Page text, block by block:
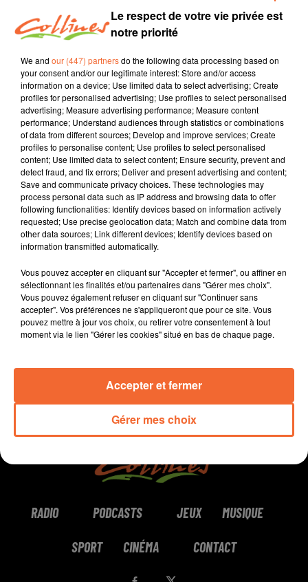
agriculture
2 mai 2024 - 6 min 51 sec
LA LAINE
Jacqueline Pinon
A travers champs
Avec Ludo et Jacqueline, COLLINES porte un regard
différent sur l'agriculture chaque semaine le jeudi à
7h40 et le dimanche à 9h30.
0:00 6 min 51 sec
RADIO PODCASTS JEUX MUSIQUE
SPORT CINÉMA CONTACT
Le respect de votre vie privée est
notre priorité
We and our (447) partnersdo the following data processing based on
your consent and/or our legitimate interest: Store and/or access
information on a device; Use limited data to select advertising; Create
profiles for personalised advertising; Use profiles to select personalised
advertising; Measure advertising performance; Measure content
performance; Understand audiences through statistics or combinations
of data from different sources; Develop and improve services; Create
profiles to personalise content; Use profiles to select personalised
content; Use limited data to select content; Ensure security, prevent and
detect fraud, and fix errors; Deliver and present advertising and content;
Save and communicate privacy choices. These technologies may
process personal data such as IP address and browsing data to offer
following functionalities: Identify devices based on information actively
requested; Use precise geolocation data; Match and combine data from
other data sources; Link different devices; Identify devices based on
information transmitted automatically.
Vous pouvez accepter en cliquant sur "Accepter et fermer", ou affiner en
sélectionnant les finalités et/ou partenaires dans "Gérer mes choix".
Vous pouvez également refuser en cliquant sur "Continuer sans
accepter". Vos préférences ne s'appliqueront que pour ce site. Vous
pouvez mettre à jour vos choix, ou retirer votre consentement à tout
moment via le lien "Gérer les cookies" situé en bas de chaque page.
Gérer mes choix
Accepter et fermer